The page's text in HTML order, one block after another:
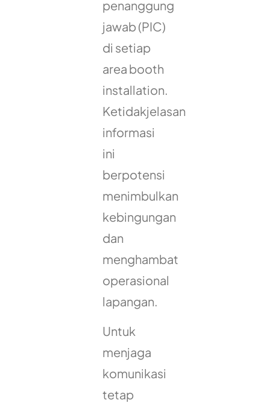
penanggung
jawab (PIC)
di setiap
area booth
installation.
Ketidakjelasan
informasi
ini
berpotensi
menimbulkan
kebingungan
dan
menghambat
operasional
lapangan.
Untuk
menjaga
komunikasi
tetap